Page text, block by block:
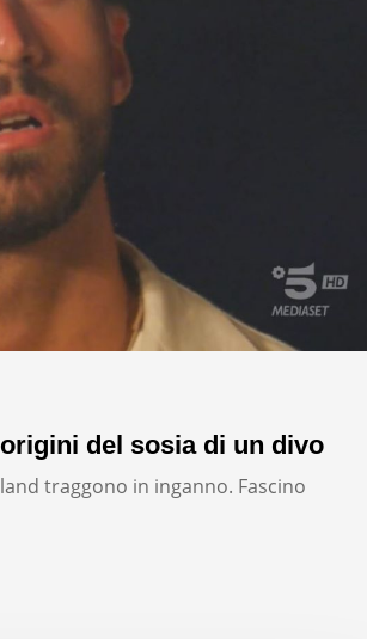
del sosia di un divo
traggono in inganno. Fascino